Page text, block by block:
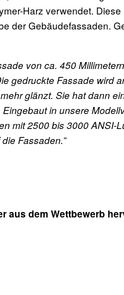
Harz verwendet.
der Gebäudefassaden.
von ca. 450
gedruckte Fassade wird
glänzt. Sie hat dann
in unsere
mit 2500 bis 3000 ANSI-
Fassaden.”
aus dem Wettbewerb